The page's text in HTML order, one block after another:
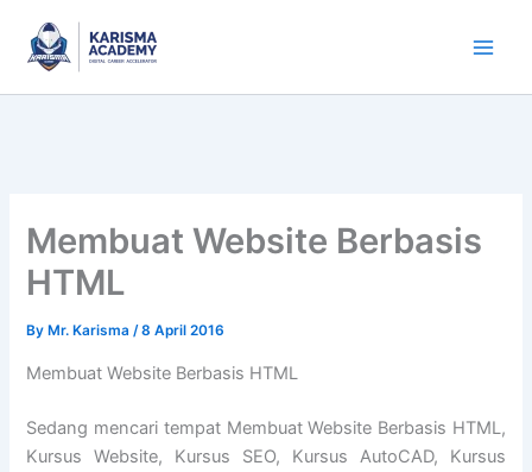
content
Membuat Website Berbasis
HTML
By Mr. Karisma/8 April 2016
Membuat Website Berbasis HTML
Sedang mencari tempat Membuat Website Berbasis HTML,
Kursus Website, Kursus SEO, Kursus AutoCAD, Kursus